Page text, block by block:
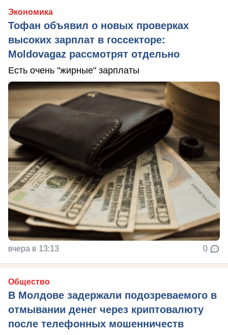
Экономика
Тофан объявил о новых проверках
высоких зарплат в госсекторе:
Moldovagaz рассмотрят отдельно
Есть очень "жирные" зарплаты
вчера в 13:13 0
Общество
В Молдове задержали подозреваемого в
отмывании денег через криптовалюту
после телефонных мошенничеств